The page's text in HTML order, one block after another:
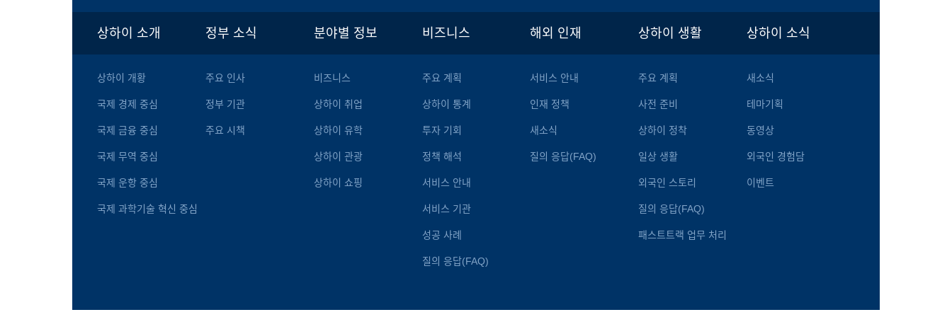
상하이 소개
상하이 개황
국제 경제 중심
국제 금융 중심
국제 무역 중심
국제 운항 중심
국제 과학기술 혁신 중심
정부 소식
주요 인사
정부 기관
주요 시책
분야별 정보
비즈니스
상하이 취업
상하이 유학
상하이 관광
상하이 쇼핑
비즈니스
주요 계획
상하이 통계
투자 기회
정책 해석
서비스 안내
서비스 기관
성공 사례
질의 응답(FAQ)
해외 인재
서비스 안내
인재 정책
새소식
질의 응답(FAQ)
상하이 생활
주요 계획
사전 준비
상하이 정착
일상 생활
외국인 스토리
질의 응답(FAQ)
패스트트랙 업무 처리
상하이 소식
새소식
테마기획
동영상
외국인 경험담
이벤트